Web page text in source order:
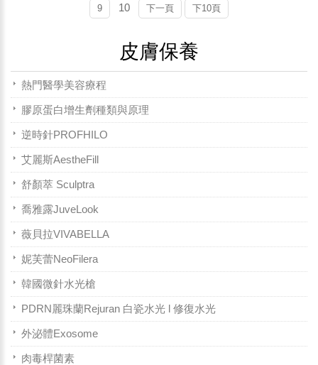
9
10 下一頁 下10頁
皮膚保養
熱門醫學美容療程
膠原蛋白增生劑種類與原理
逆時針PROFHILO
艾麗斯AestheFill
舒顏萃 Sculptra
喬雅露JuveLook
薇貝拉VIVABELLA
妮芙蕾NeoFilera
韓國微針水光槍
PDRN麗珠蘭Rejuran 白瓷水光 l 修復水光
外泌體Exosome
肉毒桿菌素